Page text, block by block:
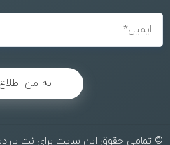
به من
© تمامی حقوق این سایت برای نت پارادیس